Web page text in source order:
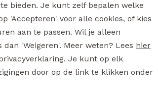
Unlocked
24,99
bieden. Je kunt zelf bepalen welke
'Accepteren' voor alle cookies, of kies
aan te passen. Wil je alleen
dan 'Weigeren'. Meer weten? Lees hier
Je kunt op elk
door op de link te klikken onder